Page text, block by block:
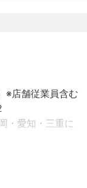
」「テクニカル
」といった多角
揮できる人材を
ェーンストア視
営を肌で学ぶ機
居可能
、雇用保険、労
※店舗従業員含む
・愛知・三重に